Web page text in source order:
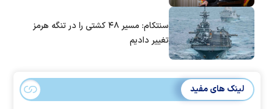
سنتکام: مسیر ۴۸ کشتی را در تنگه هرمز
تغییر دادیم
لینک های مفید